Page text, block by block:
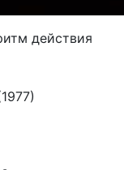
действия